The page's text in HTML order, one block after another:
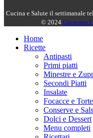
Cucina e Salute il settimanale
© 2024 Giuseppe
Home
Ricette
Antipasti
Primi piatti
Minestre e
Secondi Piatti
Insalate
Focacce e
Conserve e
Dolci e Dessert
Menu completi